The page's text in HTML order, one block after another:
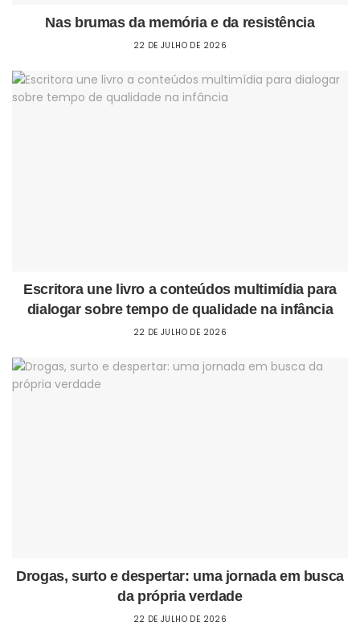
Nas brumas da memória e da resistência
22 DE JULHO DE 2026
Escritora une livro a conteúdos multimídia para
dialogar sobre tempo de qualidade na infância
22 DE JULHO DE 2026
Drogas, surto e despertar: uma jornada em busca
da própria verdade
22 DE JULHO DE 2026